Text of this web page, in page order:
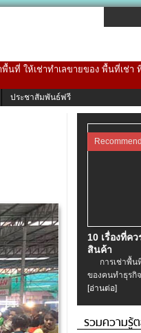
ที่ ให้เช่าทำเลขายของ พื้นที่เช่
ประชาสัมพันธ์ฟรี
10 เรื่องที่ค
สินค้า
การเช่าพื้นที่
ของคนทำธุรกิ
[อ่านต่อ]
รวมความรู้